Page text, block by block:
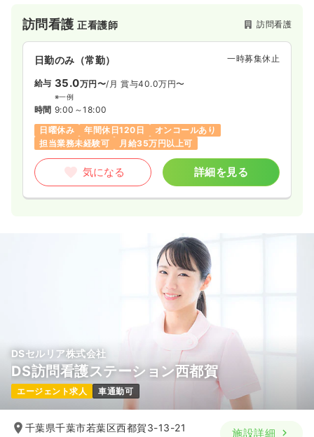
訪問看護正看護師 訪問看護
日勤のみ（常勤） 一時募集休止
給与 35.0万円〜/月 賞与40.0万円〜
※一例
時間 9:00～18:00
日曜休み
年間休日120日
オンコールあり
担当業務未経験可
月給35万円以上可
気になる 詳細を見る
DSセルリア株式会社
DS訪問看護ステーション西都賀
エージェント求人 車通勤可
千葉県千葉市若葉区西都賀3-13-21 施設詳細